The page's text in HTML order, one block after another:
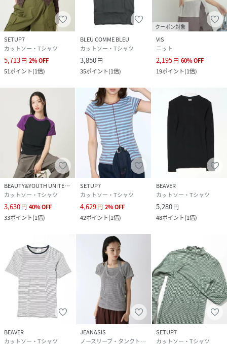
SETUP7
カットソー・Tシャツ
5,713円 2%OFF
51ポイント(1倍)
BLEU COMME BLEU
カットソー・Tシャツ
3,850円
35ポイント(1倍)
クーポン対象
VIS
ニット
2,195円 60%OFF
19ポイント(1倍)
BEAUTY&YOUTH UNITED ARROWS
カットソー・Tシャツ
3,630円 40%OFF
33ポイント(1倍)
SETUP7
カットソー・Tシャツ
4,629円 2%OFF
42ポイント(1倍)
BEAVER
カットソー・Tシャツ
5,280円
48ポイント(1倍)
BEAVER
カットソー・Tシャツ
JEANASIS
ノースリーブ・タンクトップ
SETUP7
カットソー・Tシャツ